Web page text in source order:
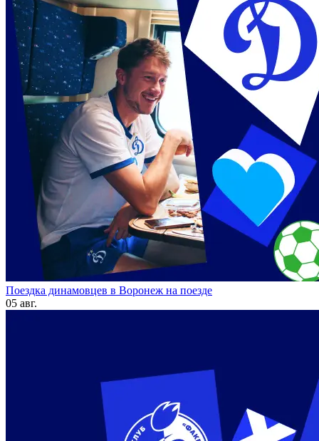
Поездка динамовцев в Воронеж на поезде
05 авг.